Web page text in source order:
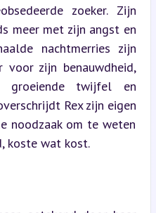
zoeker. Zijn
meer met zijn angst en
nachtmerries zijn
zijn benauwdheid,
groeiende twijfel en
Rex zijn eigen
noodzaak om te weten
koste wat kost.